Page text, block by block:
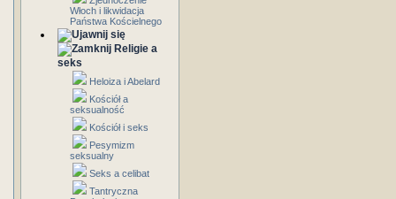
Włoch i likwidacja
Państwa Kościelnego
Religie a
seks
Heloiza i Abelard
Kościół a
seksualność
Kościół i seks
Pesymizm
seksualny
Seks a celibat
Tantryczna